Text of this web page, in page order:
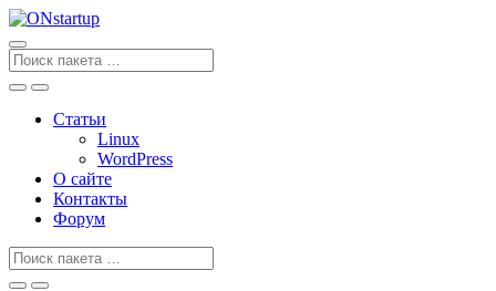
Перейти
к
содержанию
Поиск
для
Статьи
Linux
WordPress
О сайте
Контакты
Форум